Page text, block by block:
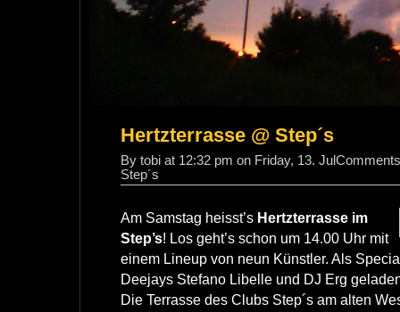
Hertzterrasse @ Step´s
By tobi at 12:32 pm on Friday, 13. Jul
Step´s
Am Samstag heisst’s Hertzterrasse im
Step’s! Los geht’s schon um 14.00 Uhr mit
einem Lineup von neun Künstler. Als
Deejays Stefano Libelle und DJ Erg
Die Terrasse des Clubs Step´s am alten